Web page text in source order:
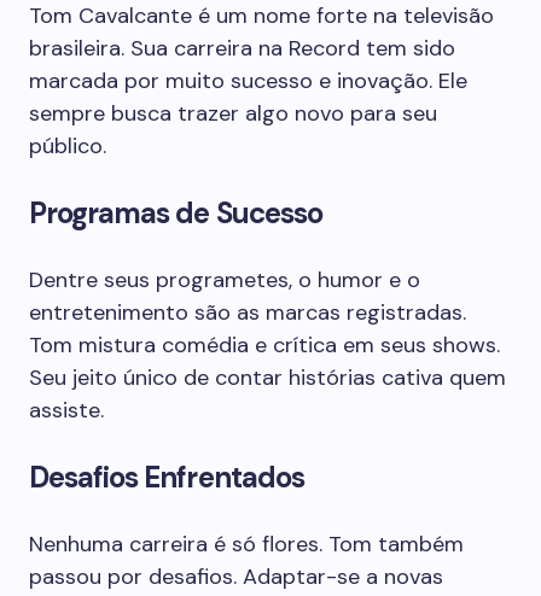
Tom Cavalcante é um nome forte na televisão
brasileira. Sua carreira na Record tem sido
marcada por muito sucesso e inovação. Ele
sempre busca trazer algo novo para seu
público.
Programas de Sucesso
Dentre seus programetes, o humor e o
entretenimento são as marcas registradas.
Tom mistura comédia e crítica em seus shows.
Seu jeito único de contar histórias cativa quem
assiste.
Desafios Enfrentados
Nenhuma carreira é só flores. Tom também
passou por desafios. Adaptar-se a novas